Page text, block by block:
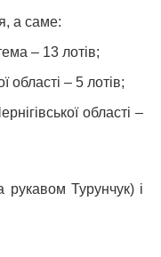
а саме:
– 13 лотів;
області – 5 лотів;
області –
рукавом Турунчук) і